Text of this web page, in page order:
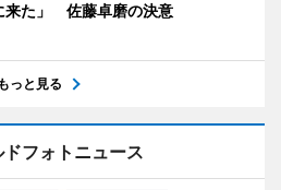
来た」 佐藤卓磨の決意
もっと見る
ドフォトニュース